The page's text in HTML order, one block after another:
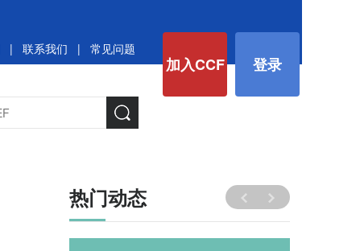
加入CCF 登录
| 联系我们 | 常见问题
热门动态